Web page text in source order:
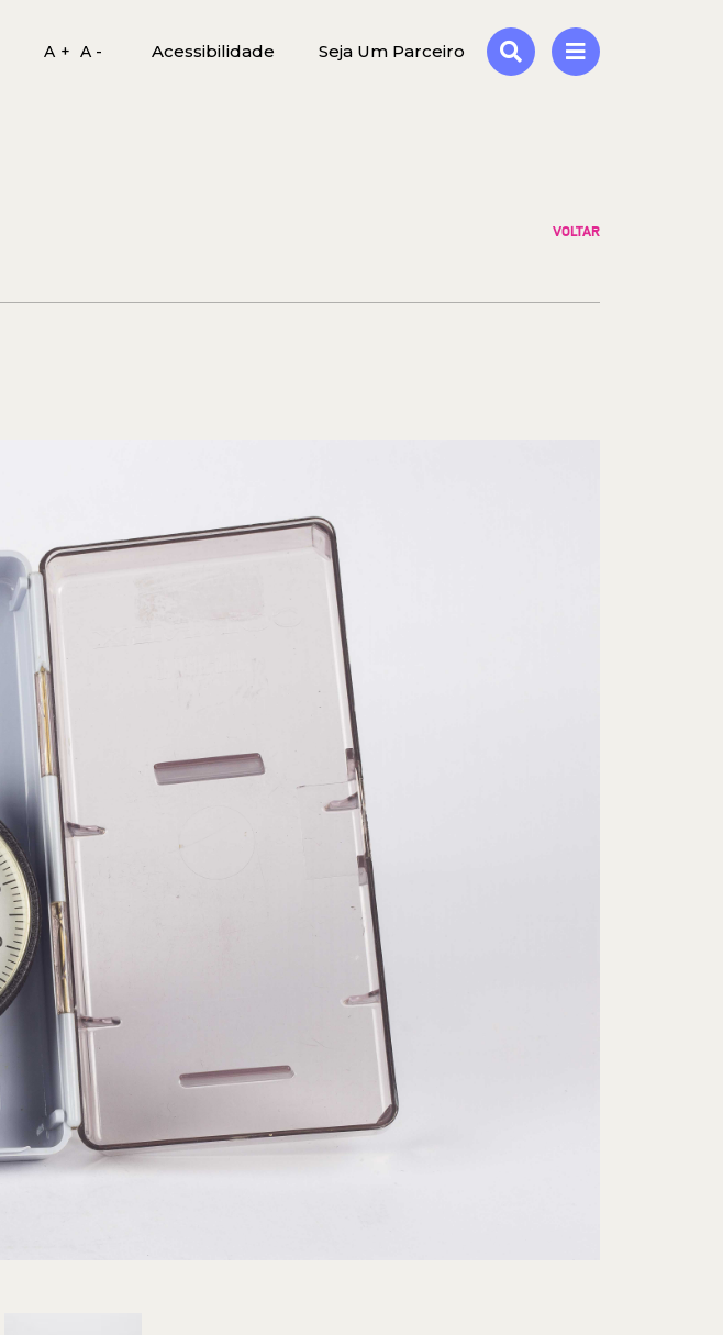
A + A - Acessibilidade Seja Um Parceiro
VOLTAR